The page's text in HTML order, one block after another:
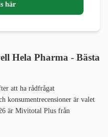
här
Hela Pharma - Bästa
att ha rådfrågat
konsumentrecensioner är valet
är Mivitotal Plus från